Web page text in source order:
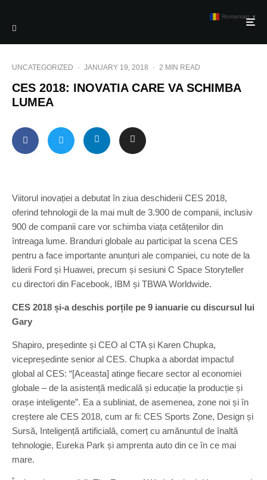
UNCATEGORIZED · JANUARY 19, 2018 · 2 MIN READ
CES 2018: INOVATIA CARE VA SCHIMBA
LUMEA
Viitorul inovației a debutat în ziua deschiderii CES 2018,
oferind tehnologii de la mai mult de 3.900 de companii, inclusiv
900 de companii care vor schimba viața cetățenilor din
întreaga lume. Branduri globale au participat la scena CES
pentru a face importante anunțuri ale companiei, cu note de la
liderii Ford și Huawei, precum și sesiuni C Space Storyteller
cu directori din Facebook, IBM și TBWA Worldwide.
CES 2018 și-a deschis porțile pe 9 ianuarie cu discursul lui
Gary
Shapiro, președinte și CEO al CTA și Karen Chupka,
vicepreședinte senior al CES. Chupka a abordat impactul
global al CES: “[Aceasta] atinge fiecare sector al economiei
globale – de la asistență medicală și educație la producție și
orașe inteligente”. Ea a subliniat, de asemenea, zone noi și în
creștere ale CES 2018, cum ar fi: CES Sports Zone, Design și
Sursă, Inteligență artificială, comerț cu amănuntul de înaltă
tehnologie, Eureka Park și amprenta auto din ce în ce mai
mare.
Romanian ▼